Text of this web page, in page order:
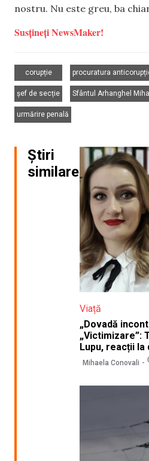
nostru. Nu este greu, ba
Susțineți NewsMaker!
corupție
procuratura
șef de secție
Sfântul Arhanghel
urmărire penală
Știri
similare
Viață
„Dovadă
„Victimizare”:
Lupu, reacții
Mihaela Conovali